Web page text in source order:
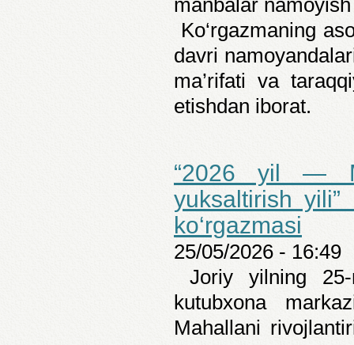
manbalar
Ko‘rgazmaning
davri
ma’rifati va
etishdan iborat.
“2026 yil —
yuksaltirish
ko‘rgazmasi
25/05/2026 - 16:49
Joriy yilning 25-
kutubxona
Mahallani